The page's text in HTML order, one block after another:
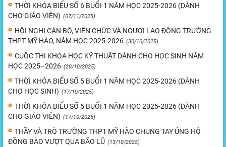
THỜI KHÓA BIỂU SỐ 6 BUỔI 1 NĂM HỌC 2025-2026 (DÀNH
CHO GIÁO VIÊN) (07/11/2025)
HỘI NGHỊ CÁN BỘ, VIÊN CHỨC VÀ NGƯỜI LAO ĐỘNG TRƯỜNG
THPT MỸ HÀO, NĂM HỌC 2025-2026 (30/10/2025)
CUỘC THI KHOA HỌC KỸ THUẬT DÀNH CHO HỌC SINH NĂM
HỌC 2025–2026 (20/10/2025)
THỜI KHÓA BIỂU SỐ 5 BUỔI 1 NĂM HỌC 2025-2026 (DÀNH
CHO HỌC SINH) (17/10/2025)
THỜI KHÓA BIỂU SỐ 5 BUỔI 1 NĂM HỌC 2025-2026 (DÀNH
CHO GIÁO VIÊN) (17/10/2025)
THẦY VÀ TRÒ TRƯỜNG THPT MỸ HÀO CHUNG TAY ỦNG HỘ
ĐỒNG BÀO VƯỢT QUA BÃO LŨ (13/10/2025)